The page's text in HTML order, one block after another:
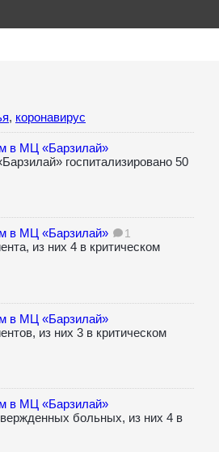
, коронавирус
в МЦ «Барзилай»
госпитализировано 50
в МЦ «Барзилай» 1
из них 4 в критическом
в МЦ «Барзилай»
из них 3 в критическом
в МЦ «Барзилай»
больных, из них 4 в